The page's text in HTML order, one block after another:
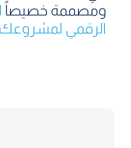
ومصممة خصيصاً
الرقمي لمشروعك